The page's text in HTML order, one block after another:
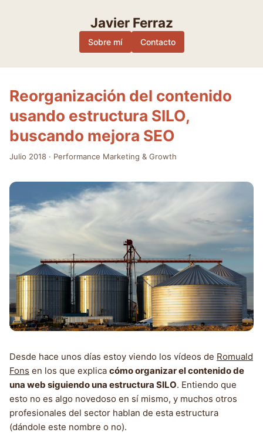
Javier Ferraz
Sobre mí Contacto
Reorganización del contenido
usando estructura SILO,
buscando mejora SEO
Julio 2018 · Performance Marketing & Growth
Desde hace unos días estoy viendo los vídeos de Romuald
Fons en los que explica cómo organizar el contenido de
una web siguiendo una estructura SILO. Entiendo que
esto no es algo novedoso en sí mismo, y muchos otros
profesionales del sector hablan de esta estructura
(dándole este nombre o no).